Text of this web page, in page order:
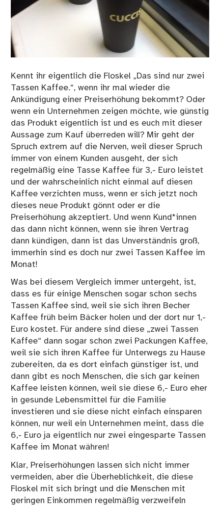
Kennt ihr eigentlich die Floskel „Das sind nur zwei
Tassen Kaffee.“, wenn ihr mal wieder die
Ankündigung einer Preiserhöhung bekommt? Oder
wenn ein Unternehmen zeigen möchte, wie günstig
das Produkt eigentlich ist und es euch mit dieser
Aussage zum Kauf überreden will? Mir geht der
Spruch extrem auf die Nerven, weil dieser Spruch
immer von einem Kunden ausgeht, der sich
regelmäßig eine Tasse Kaffee für 3,- Euro leistet
und der wahrscheinlich nicht einmal auf diesen
Kaffee verzichten muss, wenn er sich jetzt noch
dieses neue Produkt gönnt oder er die
Preiserhöhung akzeptiert. Und wenn Kund*innen
das dann nicht können, wenn sie ihren Vertrag
dann kündigen, dann ist das Unverständnis groß,
immerhin sind es doch nur zwei Tassen Kaffee im
Monat!
Was bei diesem Vergleich immer untergeht, ist,
dass es für einige Menschen sogar schon sechs
Tassen Kaffee sind, weil sie sich ihren Becher
Kaffee früh beim Bäcker holen und der dort nur 1,-
Euro kostet. Für andere sind diese „zwei Tassen
Kaffee“ dann sogar schon zwei Packungen Kaffee,
weil sie sich ihren Kaffee für Unterwegs zu Hause
zubereiten, da es dort einfach günstiger ist, und
dann gibt es noch Menschen, die sich gar keinen
Kaffee leisten können, weil sie diese 6,- Euro eher
in gesunde Lebensmittel für die Familie
investieren und sie diese nicht einfach einsparen
können, nur weil ein Unternehmen meint, dass die
6,- Euro ja eigentlich nur zwei eingesparte Tassen
Kaffee im Monat währen!
Klar, Preiserhöhungen lassen sich nicht immer
vermeiden, aber die Überheblichkeit, die diese
Floskel mit sich bringt und die Menschen mit
geringen Einkommen regelmäßig verzweifeln